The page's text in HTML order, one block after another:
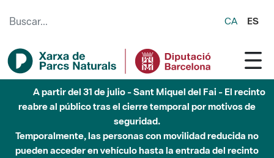
CA ES
A partir del 31 de julio - Sant Miquel del Fai - El recinto
reabre al público tras el cierre temporal por motivos de
seguridad.
Temporalmente, las personas con movilidad reducida no
pueden acceder en vehículo hasta la entrada del recinto